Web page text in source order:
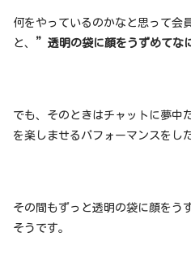
何をやっているのかなと思って会
と、 ”透明の袋に顔をうずめてな
でも、そのときはチャットに夢中
を楽しませるパフォーマンスをした
その間もずっと透明の袋に顔をう
そうです。